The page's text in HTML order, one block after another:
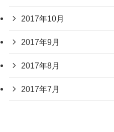
2017年10月
2017年9月
2017年8月
2017年7月